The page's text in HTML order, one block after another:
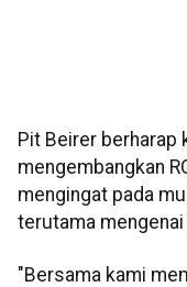
Pit Beirer berharap
mengembangkan
mengingat pada
terutama
"Bersama kami